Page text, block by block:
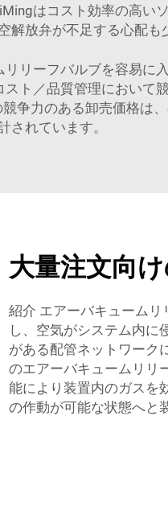
はコスト効率の高い
放弁が不足する心配も
リーフバルブを容易に
ト／品質管理において
争力のある卸売価格は
されています。
大量注文向
紹介 エアーバキューム
し、空気がシステム内に
がある配管ネットワーク
のエアーバキュームリリ
能により装置内のガスを
の作動が可能な状態へと